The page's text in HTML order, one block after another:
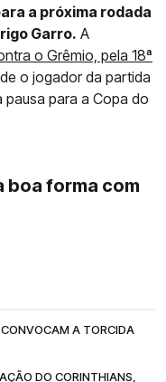
a próxima rodada
Garro. A
o Grêmio, pela 18ª
o jogador da partida
pausa para a Copa do
boa forma com
A TORCIDA
DO CORINTHIANS,